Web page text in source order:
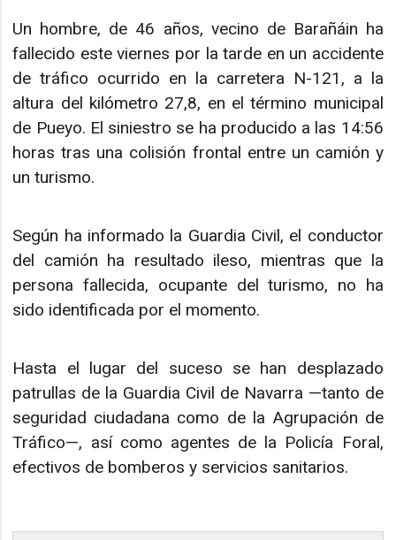
Un hombre, de 46 años, vecino de Barañáin ha
fallecido este viernes por la tarde en un accidente
de tráfico ocurrido en la carretera N-121, a la
altura del kilómetro 27,8, en el término municipal
de Pueyo. El siniestro se ha producido a las 14:56
horas tras una colisión frontal entre un camión y
un turismo.
Según ha informado la Guardia Civil, el conductor
del camión ha resultado ileso, mientras que la
persona fallecida, ocupante del turismo, no ha
sido identificada por el momento.
Hasta el lugar del suceso se han desplazado
patrullas de la Guardia Civil de Navarra —tanto de
seguridad ciudadana como de la Agrupación de
Tráfico—, así como agentes de la Policía Foral,
efectivos de bomberos y servicios sanitarios.